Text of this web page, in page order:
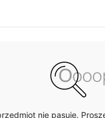
nie pasuje.